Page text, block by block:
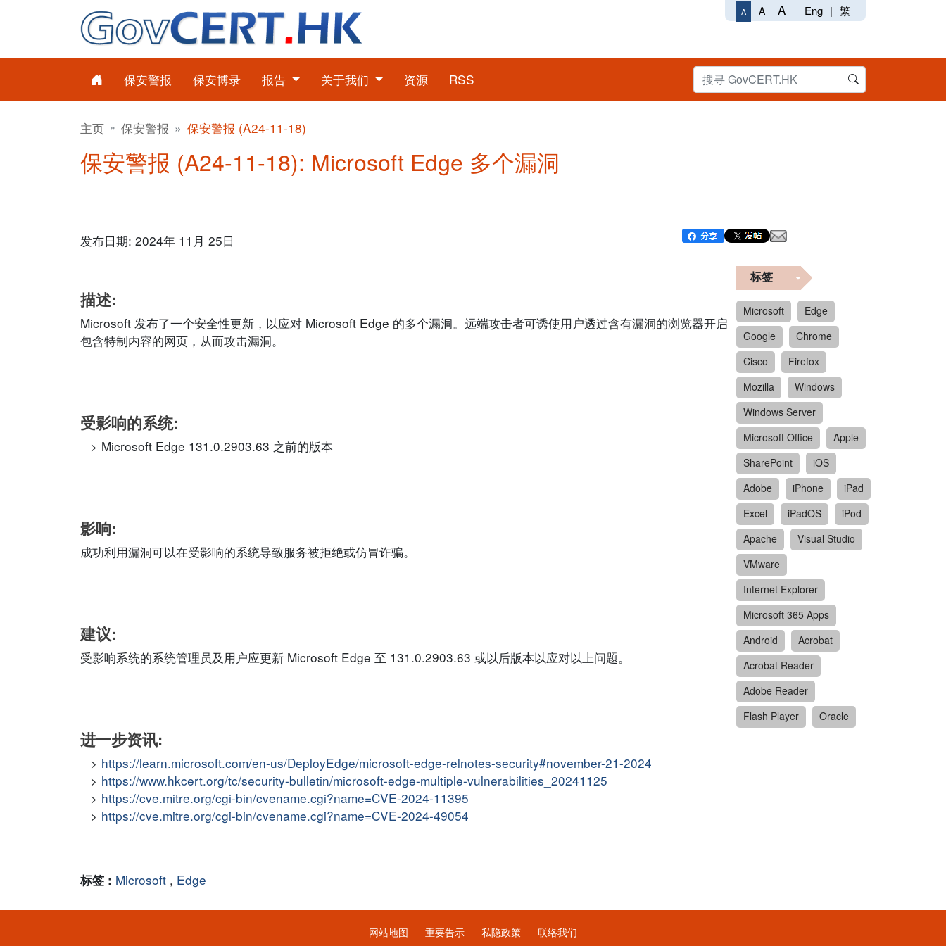
A A A Eng | 繁
保安警报 保安博录 报告 关于我们 资源 RSS
主页 保安警报 保安警报 (A24-11-18)
保安警报 (A24-11-18): Microsoft Edge 多个漏洞
发布日期: 2024年 11月 25日
描述:
Microsoft 发布了一个安全性更新，以应对 Microsoft Edge 的多个漏洞。远端攻击者可诱使用户透过含有漏洞的浏览器开启
包含特制内容的网页，从而攻击漏洞。
受影响的系统:
Microsoft Edge 131.0.2903.63 之前的版本
影响:
成功利用漏洞可以在受影响的系统导致服务被拒绝或仿冒诈骗。
建议:
受影响系统的系统管理员及用户应更新 Microsoft Edge 至 131.0.2903.63 或以后版本以应对以上问题。
进一步资讯:
https://learn.microsoft.com/en-us/DeployEdge/microsoft-edge-relnotes-security#november-21-2024
https://www.hkcert.org/tc/security-bulletin/microsoft-edge-multiple-vulnerabilities_20241125
https://cve.mitre.org/cgi-bin/cvename.cgi?name=CVE-2024-11395
https://cve.mitre.org/cgi-bin/cvename.cgi?name=CVE-2024-49054
标签 : Microsoft , Edge
标签
Microsoft
Edge
Google
Chrome
Cisco
Firefox
Mozilla
Windows
Windows Server
Microsoft Office
Apple
SharePoint
iOS
Adobe
iPhone
iPad
Excel
iPadOS
iPod
Apache
Visual Studio
VMware
Internet Explorer
Microsoft 365 Apps
Android
Acrobat
Acrobat Reader
Adobe Reader
Flash Player
Oracle
网站地图 重要告示 私隐政策 联络我们